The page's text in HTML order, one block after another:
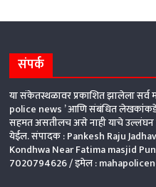
संपर्क
या संकेतस्थळावर प्रकाशित झालेला
police news ’ आणि संबंधित
सहमत असतीलच असे नाही याचे उल्लंघन
येईल. संपादक : Pankesh Raju
Kondhwa Near Fatima masjid
7020794626 /इमेल :